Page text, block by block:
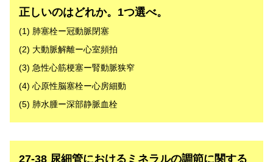
正しいのはどれか。1つ選べ。
(1) 肺塞栓ー冠動脈閉塞
(2) 大動脈解離ー心室頻拍
(3) 急性心筋梗塞ー腎動脈狭窄
(4) 心原性脳塞栓ー心房細動
(5) 肺水腫ー深部静脈血栓
解答
27-38 尿細管におけるミネラルの調節に関する